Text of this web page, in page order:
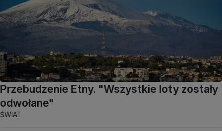
Przebudzenie Etny. "Wszystkie loty zostały
odwołane"
ŚWIAT